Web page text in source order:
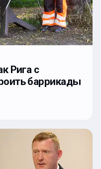
Рига с
баррикады